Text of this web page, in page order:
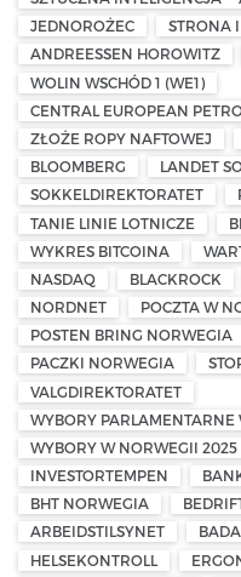
JEDNOROŻEC
STRONA
ANDREESSEN HOROWITZ
WOLIN WSCHÓD 1 (WE1)
CENTRAL EUROPEAN
ZŁOŻE ROPY NAFTOWEJ
BLOOMBERG
LANDET
SOKKELDIREKTORATET
TANIE LINIE LOTNICZE
WYKRES BITCOINA
NASDAQ
BLACKROCK
NORDNET
POCZTA W
POSTEN BRING NORWEGIA
PACZKI NORWEGIA
VALGDIREKTORATET
WYBORY
WYBORY W NORWEGII 2025
INVESTORTEMPEN
BHT NORWEGIA
ARBEIDSTILSYNET
HELSEKONTROLL